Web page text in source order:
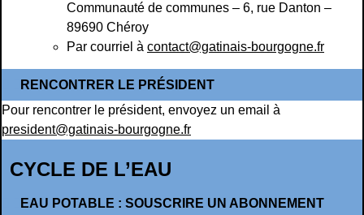
Communauté de communes – 6, rue Danton –
89690 Chéroy
Par courriel à contact@gatinais-bourgogne.fr
RENCONTRER LE PRÉSIDENT
Pour rencontrer le président, envoyez un email à
president@gatinais-bourgogne.fr
CYCLE DE L’EAU
EAU POTABLE : SOUSCRIRE UN ABONNEMENT